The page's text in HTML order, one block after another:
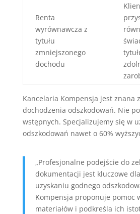
Renta
wyrównawcza z
tytułu
zmniejszonego
dochodu
Kancelaria Kompensja jest znana
dochodzenia odszkodowań. Nie
wstępnych. Specjalizujemy się w
odszkodowań nawet o 60%
„Profesjonalne podejście do
dokumentacji jest kluczowe
uzyskaniu godnego
Kompensja proponuje pomoc
materiałów i podkreśla ich